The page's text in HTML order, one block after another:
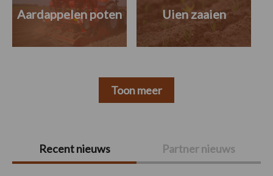
Primaire
Sidebar
Recent nieuws Partner nieuws
Aardappelen poten Uien zaaien
Toon meer